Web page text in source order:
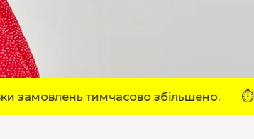
⏱️❤️ Дякуємо за розуміння! ⏱️❤️